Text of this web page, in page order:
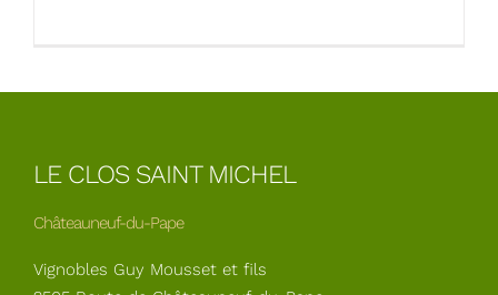
LE CLOS SAINT MICHEL
Châteauneuf-du-Pape
Vignobles Guy Mousset et fils